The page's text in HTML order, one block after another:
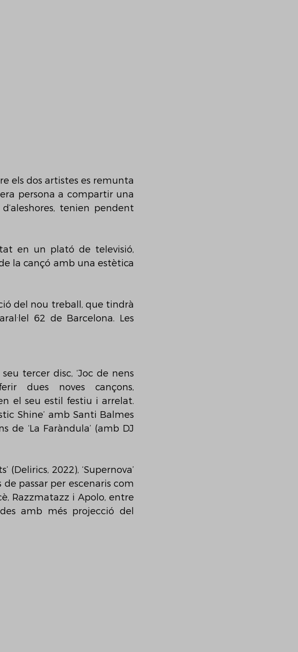
els dos artistes es remunta
persona a compartir una
tenien pendent
en un plató de televisió,
la cançó amb una estètica
del nou treball, que tindrà
62 de Barcelona. Les
tercer disc, ‘Joc de nens
dues noves cançons,
el seu estil festiu i arrelat.
Shine’ amb Santi Balmes
‘La Faràndula’ (amb DJ
2022), ‘Supernova’
de passar per escenaris com
Razzmatazz i Apolo, entre
amb més projecció del